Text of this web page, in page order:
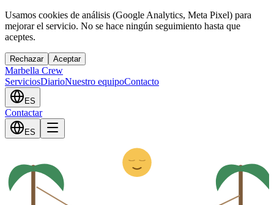
Usamos cookies de análisis (Google Analytics, Meta Pixel) para
mejorar el servicio. No se hace ningún seguimiento hasta que
aceptes.
Rechazar Aceptar
Marbella Crew
ServiciosDiarioNuestro equipoContacto
ES
Contactar
ES